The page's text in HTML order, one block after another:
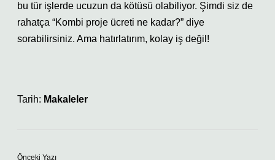
bu tür işlerde ucuzun da kötüsü olabiliyor. Şimdi siz de
rahatça “Kombi proje ücreti ne kadar?” diye
sorabilirsiniz. Ama hatırlatırım, kolay iş değil!
Tarih: Makaleler
Önceki Yazı